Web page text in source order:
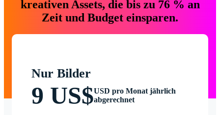
kreativen Assets, die bis zu 76 % an
Zeit und Budget einsparen.
Nur Bilder
9 US$USD pro Monat jährlich
abgerechnet